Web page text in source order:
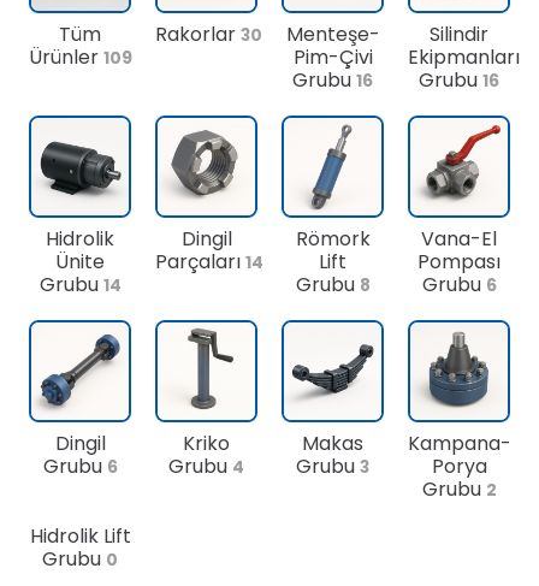
Tüm
Ürünler 109
Rakorlar 30
Menteşe-
Pim-Çivi
Grubu 16
Silindir
Ekipmanları
Grubu 16
Hidrolik
Ünite
Grubu 14
Dingil
Parçaları 14
Römork
Lift
Grubu 8
Vana-El
Pompası
Grubu 6
Dingil
Grubu 6
Kriko
Grubu 4
Makas
Grubu 3
Kampana-
Porya
Grubu 2
Hidrolik Lift
Grubu 0